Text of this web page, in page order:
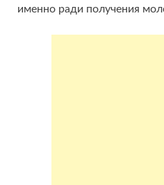
именно ради получения